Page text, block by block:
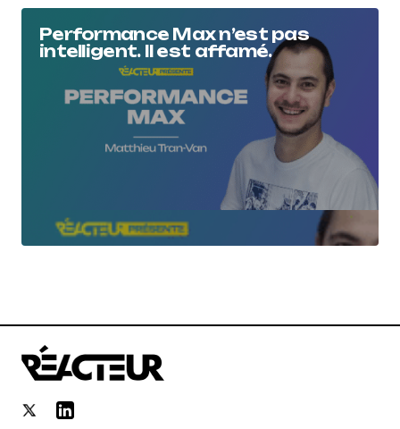
Performance Max n’est pas
intelligent. Il est affamé.